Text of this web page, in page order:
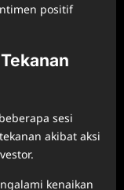
positif
sesi
akibat aksi
kenaikan